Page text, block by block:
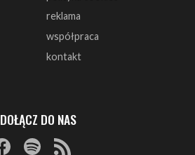
reklama
współpraca
kontakt
DOŁĄCZ DO NAS